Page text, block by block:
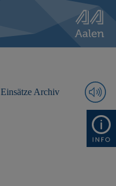
Einsätze Archiv